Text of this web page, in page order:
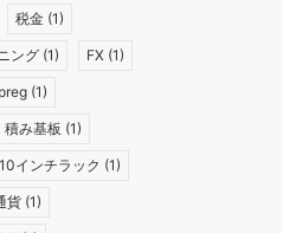
税金 (1)
ング (1) FX (1)
preg (1)
積み基板 (1)
10インチラック (1)
貨 (1)